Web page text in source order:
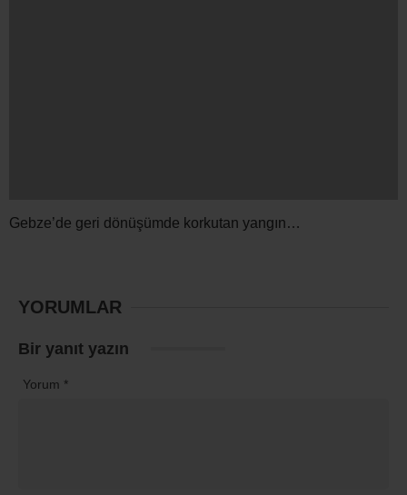
Gebze’de geri dönüşümde korkutan yangın…
YORUMLAR
Bir yanıt yazın
Yorum *